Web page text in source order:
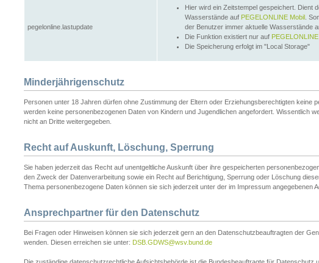
pegelonline.lastupdate
Hier wird ein Zeitstempel gespeichert. Dient
Wasserstände auf PEGELONLINE Mobil .
der Benutzer immer aktuelle Wasserstände
Die Funktion existiert nur auf
Die Speicherung erfolgt im "Local Storage"
Minderjährigenschutz
Personen unter 18 Jahren dürfen ohne Zustimmung der Eltern oder Erziehungsberechtigten keine
werden keine personenbezogenen Daten von Kindern und Jugendlichen angefordert. Wissentlich
nicht an Dritte weitergegeben.
Recht auf Auskunft, Löschung, Sperrung
Sie haben jederzeit das Recht auf unentgeltliche Auskunft über ihre gespeicherten
den Zweck der Datenverarbeitung sowie ein Recht auf Berichtigung, Sperrung oder Löschung
Thema personenbezogene Daten können sie sich jederzeit unter der im Impressum angegebenen
Ansprechpartner für den Datenschutz
Bei Fragen oder Hinweisen können sie sich jederzeit gern an den Datenschutzbeauftragten der
wenden. Diesen erreichen sie unter: DSB.GDWS@wsv.bund.de